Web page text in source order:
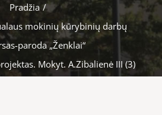
Pradžia /
mokinių kūrybinių darbų
paroda „Ženklai“
Mokyt. A.Zibalienė III (3)